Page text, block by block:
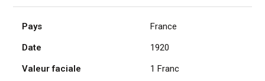
Chambre
Pays
France
Date
1920
Valeur faciale
1 Franc